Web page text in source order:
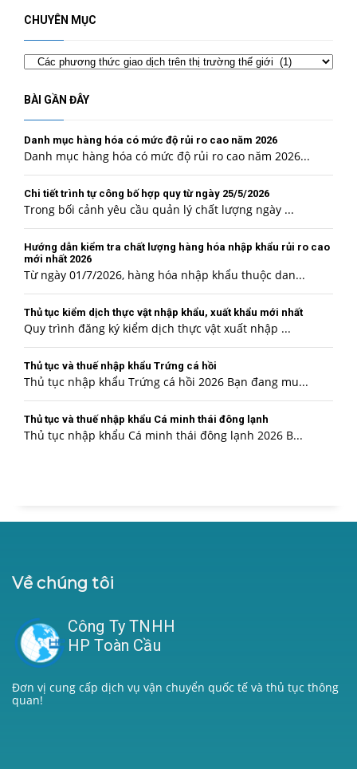
CHUYÊN MỤC
Chuyên
mục
BÀI GẦN ĐÂY
Danh mục hàng hóa có mức độ rủi ro cao năm 2026
Danh mục hàng hóa có mức độ rủi ro cao năm 2026...
Chi tiết trình tự công bố hợp quy từ ngày 25/5/2026
Trong bối cảnh yêu cầu quản lý chất lượng ngày ...
Hướng dẫn kiểm tra chất lượng hàng hóa nhập khẩu rủi ro cao
mới nhất 2026
Từ ngày 01/7/2026, hàng hóa nhập khẩu thuộc dan...
Thủ tục kiểm dịch thực vật nhập khẩu, xuất khẩu mới nhất
Quy trình đăng ký kiểm dịch thực vật xuất nhập ...
Thủ tục và thuế nhập khẩu Trứng cá hồi
Thủ tục nhập khẩu Trứng cá hồi 2026 Bạn đang mu...
Thủ tục và thuế nhập khẩu Cá minh thái đông lạnh
Thủ tục nhập khẩu Cá minh thái đông lạnh 2026 B...
Về chúng tôi
Công Ty TNHH
HP Toàn Cầu
Đơn vị cung cấp dịch vụ vận chuyển quốc tế và thủ tục thông
quan!